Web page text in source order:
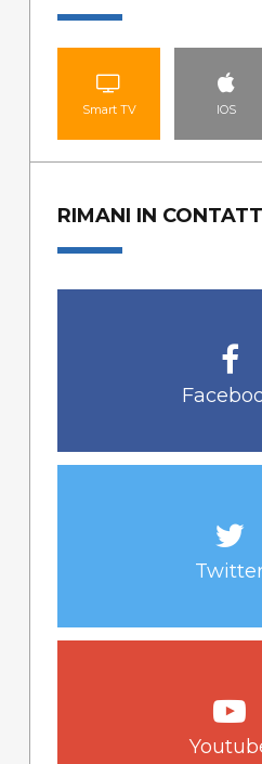
Smart TV IOS
RIMANI IN